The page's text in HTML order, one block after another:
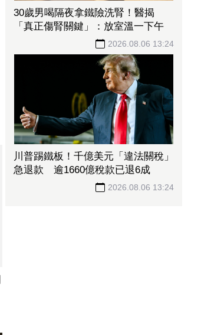
30歲男喝隔夜拿鐵險洗腎！醫揭
「真正傷腎關鍵」：放室溫一下午
2026.08.06 13:24
川普踢鐵板！千億美元「違法關稅」
急退款 逾1660億稅款已退6成
2026.08.06 13:24